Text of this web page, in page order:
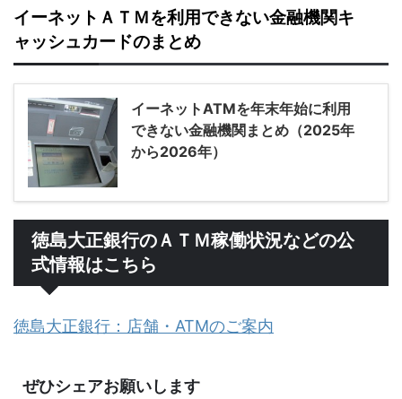
イーネットＡＴＭを利用できない金融機関キ
ャッシュカードのまとめ
イーネットATMを年末年始に利用
できない金融機関まとめ（2025年
から2026年）
徳島大正銀行のＡＴＭ稼働状況などの公
式情報はこちら
徳島大正銀行：店舗・ATMのご案内
ぜひシェアお願いします